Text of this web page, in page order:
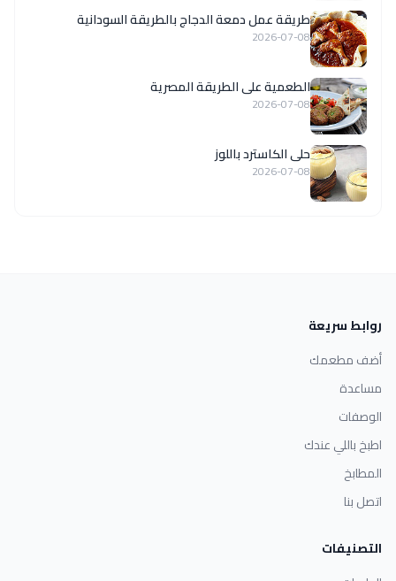
طريقة عمل دمعة الدجاج بالطريقة السودانية
2026-07-08
الطعمية على الطريقة المصرية
2026-07-08
حلى الكاسترد باللوز
2026-07-08
روابط سريعة
أضف مطعمك
مساعدة
الوصفات
اطبخ باللي عندك
المطابخ
اتصل بنا
التصنيفات